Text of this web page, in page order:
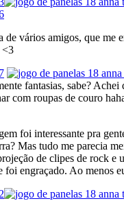
vários amigos, que me
<3
fantasias, sabe?
com roupas de couro
foi interessante pra
Mas tudo me parecia
de clipes de rock e
engraçado. Ao menos